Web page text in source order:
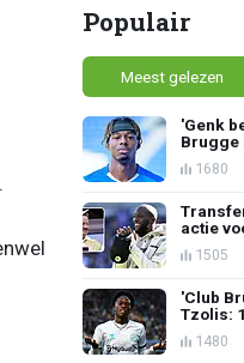
Populair
Meest gelezen
'Genk
Brugge
1680
actie
1505
'Club
Tzolis:
1480